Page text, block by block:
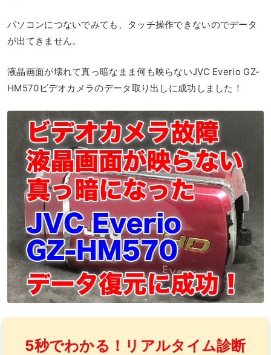
パソコンにつないでみても、タッチ操作できないのでデータ
が出てきません。
液晶画面が壊れて真っ暗なまま何も映らないJVC Everio GZ-
HM570ビデオカメラのデータ取り出しに成功しました！
5秒でわかる！リアルタイム診断